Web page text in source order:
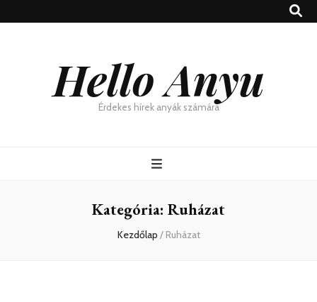
Hello Anyu
Érdekes hírek anyák számára
Kategória: Ruházat
Kezdőlap / Ruházat